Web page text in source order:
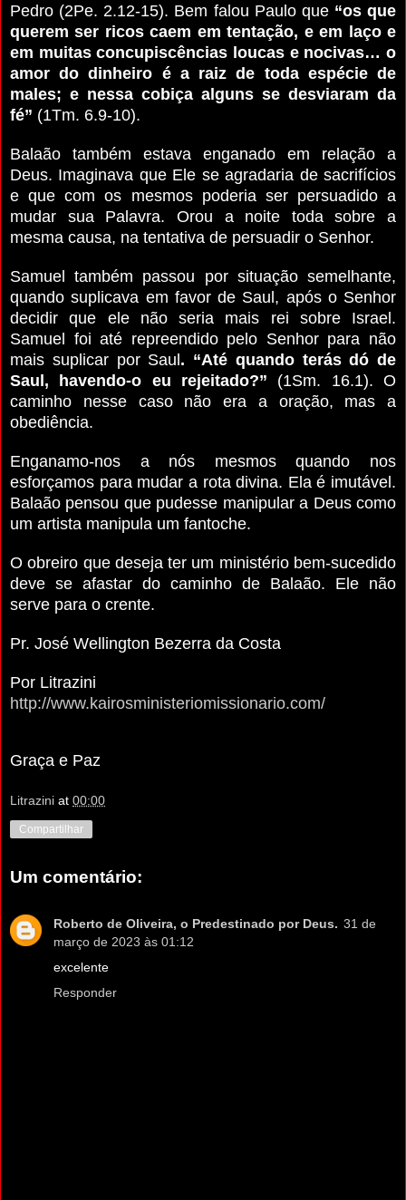
Pedro (2Pe. 2.12-15). Bem falou Paulo que “os que
querem ser ricos caem em tentação, e em laço e
em muitas concupiscências loucas e nocivas… o
amor do dinheiro é a raiz de toda espécie de
males; e nessa cobiça alguns se desviaram da
fé” (1Tm. 6.9-10).
Balaão também estava enganado em relação a
Deus. Imaginava que Ele se agradaria de sacrifícios
e que com os mesmos poderia ser persuadido a
mudar sua Palavra. Orou a noite toda sobre a
mesma causa, na tentativa de persuadir o Senhor.
Samuel também passou por situação semelhante,
quando suplicava em favor de Saul, após o Senhor
decidir que ele não seria mais rei sobre Israel.
Samuel foi até repreendido pelo Senhor para não
mais suplicar por Saul. “Até quando terás dó de
Saul, havendo-o eu rejeitado?” (1Sm. 16.1). O
caminho nesse caso não era a oração, mas a
obediência.
Enganamo-nos a nós mesmos quando nos
esforçamos para mudar a rota divina. Ela é imutável.
Balaão pensou que pudesse manipular a Deus como
um artista manipula um fantoche.
O obreiro que deseja ter um ministério bem-sucedido
deve se afastar do caminho de Balaão. Ele não
serve para o crente.
Pr. José Wellington Bezerra da Costa
Por Litrazini
http://www.kairosministeriomissionario.com/
Graça e Paz
Litrazini at 00:00
Compartilhar
Um comentário:
Roberto de Oliveira, o Predestinado por Deus. 31 de
março de 2023 às 01:12
excelente
Responder